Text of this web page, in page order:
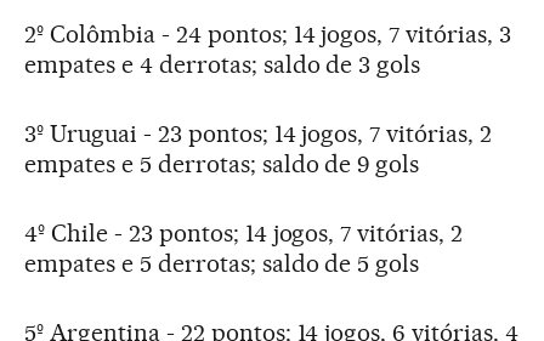
2º Colômbia - 24 pontos; 14 jogos, 7 vitórias, 3
empates e 4 derrotas; saldo de 3 gols
3º Uruguai - 23 pontos; 14 jogos, 7 vitórias, 2
empates e 5 derrotas; saldo de 9 gols
4º Chile - 23 pontos; 14 jogos, 7 vitórias, 2
empates e 5 derrotas; saldo de 5 gols
5º Argentina - 22 pontos; 14 jogos, 6 vitórias, 4